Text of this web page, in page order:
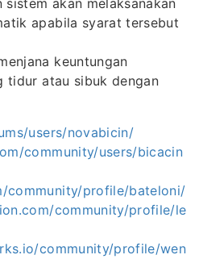
akan melaksanakan
apabila syarat tersebut
keuntungan
tidur atau sibuk dengan
users/novabicin/
community/users/bicacin
community/profile/bateloni/
community/profile/le
community/profile/wen